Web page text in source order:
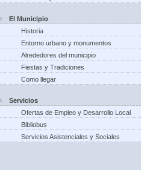
El Municipio
Historia
Entorno urbano y monumentos
Alrededores del municipio
Fiestas y Tradiciones
Como llegar
Servicios
Ofertas de Empleo y Desarrollo Local
Bibliobus
Servicios Asistenciales y Sociales